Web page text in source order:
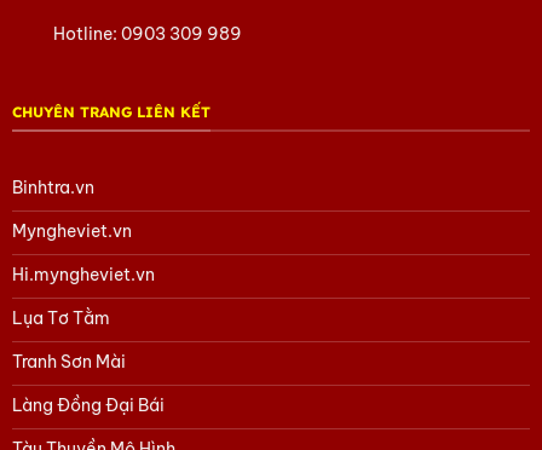
Hotline:0903 309 989
CHUYÊN TRANG LIÊN KẾT
Binhtra.vn
Myngheviet.vn
Hi.myngheviet.vn
Lụa Tơ Tằm
Tranh Sơn Mài
Làng Đồng Đại Bái